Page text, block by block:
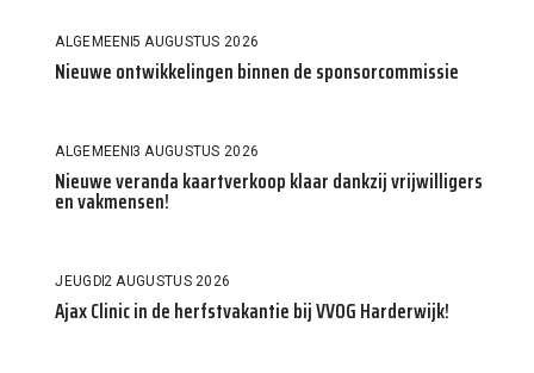
ALGEMEEN5 AUGUSTUS 2026
Nieuwe ontwikkelingen binnen de sponsorcommissie
ALGEMEEN3 AUGUSTUS 2026
Nieuwe veranda kaartverkoop klaar dankzij vrijwilligers
en vakmensen!
JEUGD2 AUGUSTUS 2026
Ajax Clinic in de herfstvakantie bij VVOG Harderwijk!